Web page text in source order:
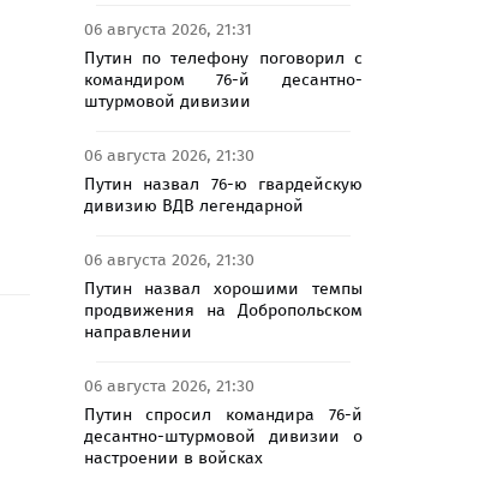
06 августа 2026, 21:31
Путин по телефону поговорил с
командиром 76-й десантно-
штурмовой дивизии
06 августа 2026, 21:30
Путин назвал 76-ю гвардейскую
дивизию ВДВ легендарной
06 августа 2026, 21:30
Путин назвал хорошими темпы
продвижения на Добропольском
направлении
06 августа 2026, 21:30
Путин спросил командира 76-й
десантно-штурмовой дивизии о
настроении в войсках